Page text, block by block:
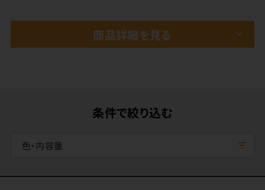
商品詳細を見る
条件で絞り込む
色・内容量